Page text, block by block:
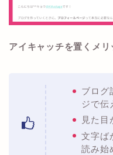
アイキャッチを置くメリ
ブログ
ジで伝
見た目
文字ば
読み始